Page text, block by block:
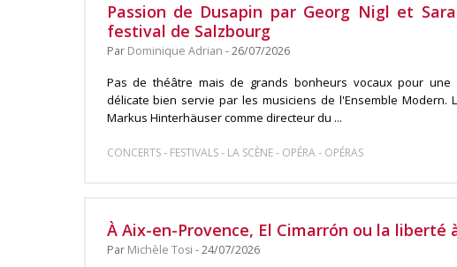
Passion de Dusapin par Georg Nigl et
festival de Salzbourg
Par Dominique Adrian - 26/07/2026
Pas de théâtre mais de grands bonheurs vocaux pour
délicate bien servie par les musiciens de l'Ensemble Modern.
Markus Hinterhäuser comme directeur du ...
CONCERTS- FESTIVALS- LA SCÈNE- OPÉRA- OPÉRAS
À Aix-en-Provence, El Cimarrón ou la liberté
Par Michèle Tosi - 24/07/2026